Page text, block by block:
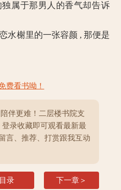
属于那男人的香气却告诉
榭里的一张容颜 , 那便是
费看书呦！
伴更难！二层楼书院支
录收藏即可观看最新最
言、推荐、打赏跟我互动
目录 下一章＞